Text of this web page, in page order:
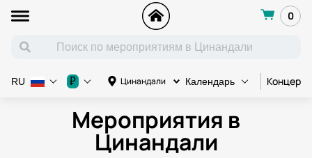
0
Цинандали Календарь Концерт
RU ₽
Мероприятия в
Цинандали